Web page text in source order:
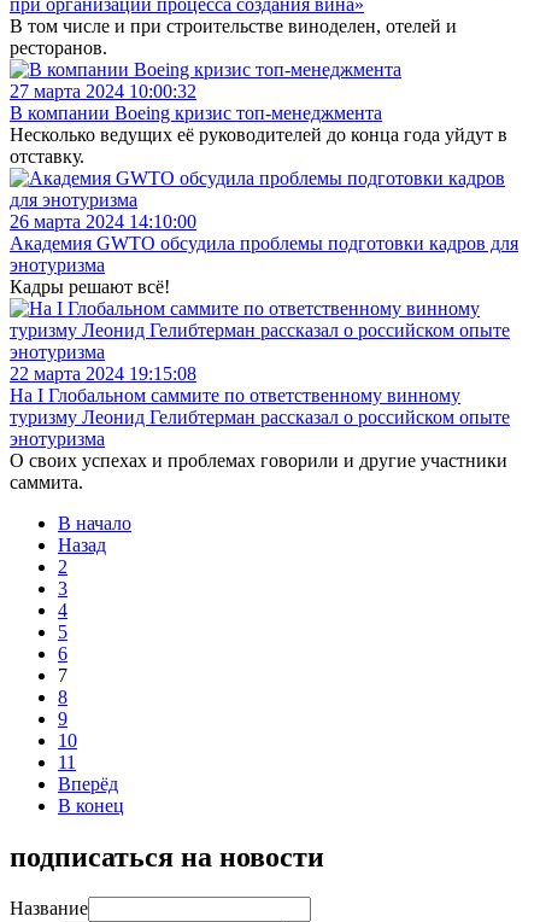
В том числе и при строительстве виноделен, отелей и
ресторанов.
27 марта 2024 10:00:32
В компании Boeing кризис топ-менеджмента
Несколько ведущих её руководителей до конца года уйдут в
отставку.
26 марта 2024 14:10:00
Академия GWTO обсудила проблемы подготовки кадров для
энотуризма
Кадры решают всё!
22 марта 2024 19:15:08
На I Глобальном саммите по ответственному винному
туризму Леонид Гелибтерман рассказал о российском опыте
энотуризма
О своих успехах и проблемах говорили и другие участники
саммита.
В начало
Назад
2
3
4
5
6
7
8
9
10
11
Вперёд
В конец
подписаться на новости
Название